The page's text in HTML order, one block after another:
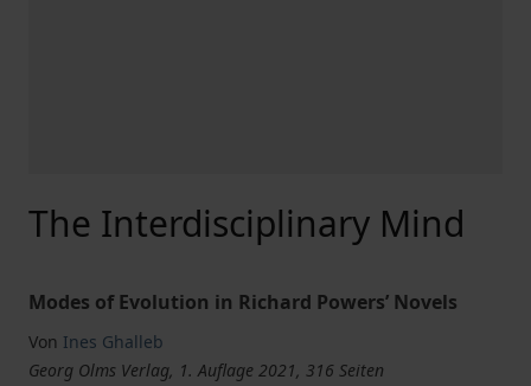
The Interdisciplinary Mind
Modes of Evolution in Richard Powers’ Novels
Von Ines Ghalleb
Georg Olms Verlag, 1. Auflage 2021, 316 Seiten